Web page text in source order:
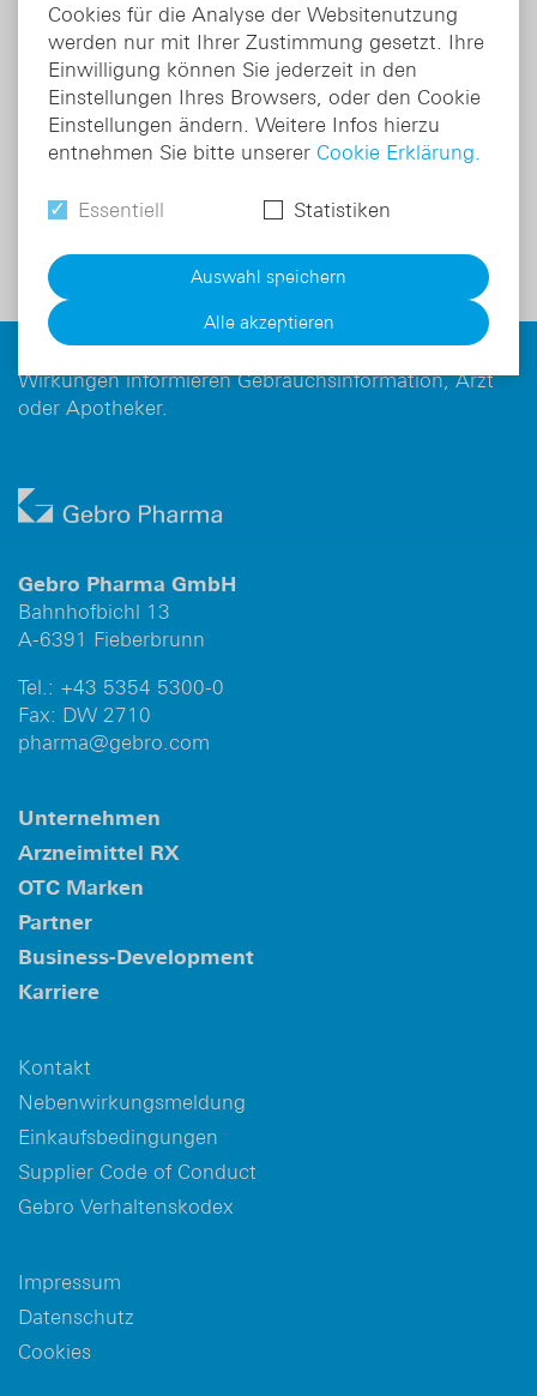
Fachbereich:Anästhesie
Indikation:Aufhebung der
neuromuskulären Blockade
Wirkstoff:Sugammadex
Zum Produkt
Über Wirkungen und mögliche unerwünschte
Wirkungen informieren Gebrauchsinformation, Arzt
oder Apotheker.
Gebro Pharma GmbH
Bahnhofbichl 13
A-6391 Fieberbrunn
Tel.: +43 5354 5300-0
Fax: DW 2710
pharma@gebro.com
Unternehmen
Arzneimittel RX
OTC Marken
Partner
Business-Development
Karriere
Kontakt
Nebenwirkungsmeldung
Einkaufsbedingungen
Supplier Code of Conduct
Gebro Verhaltenskodex
Impressum
Datenschutz
Cookies
Cookies für die Analyse der Websitenutzung
werden nur mit Ihrer Zustimmung gesetzt. Ihre
Einwilligung können Sie jederzeit in den
Einstellungen Ihres Browsers, oder den Cookie
Einstellungen ändern. Weitere Infos hierzu
entnehmen Sie bitte unserer Cookie Erklärung.
Essentiell Statistiken
Auswahl speichern
Alle akzeptieren